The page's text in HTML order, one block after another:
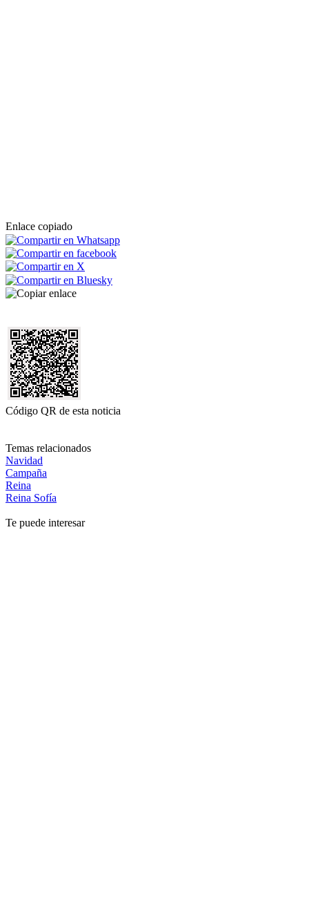
Enlace copiado
Código QR de esta noticia
Temas relacionados
Navidad
Campaña
Reina
Reina Sofía
Te puede interesar